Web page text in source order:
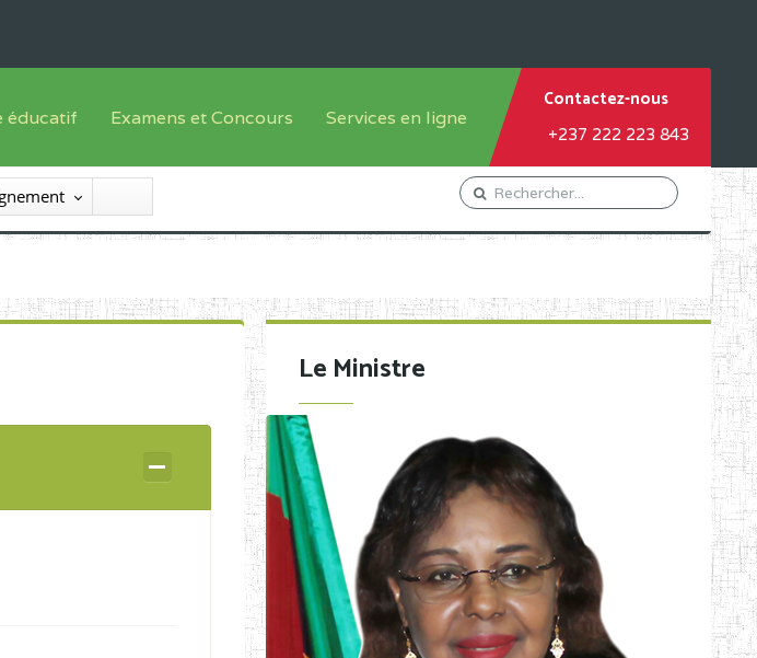
Enseignements
éducatif
Sous système francophone
d'études
Examens et Concours
Inscriptions
Liste des candidats
Diplômes disponibles
Services en ligne
Orientation Conseil
Gestion du Personnel
Demande de subvention
Contactez-nous
+237 222 223 843
Le Ministre